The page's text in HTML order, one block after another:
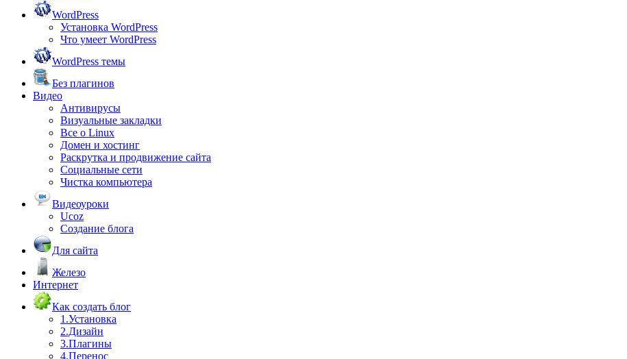
WordPress
Установка WordPress
Что умеет WordPress
WordPress темы
Без плагинов
Видео
Антивирусы
Визуальные закладки
Все о Linux
Домен и хостинг
Раскрутка и продвижение сайта
Социальные сети
Чистка компьютера
Видеоуроки
Ucoz
Создание блога
Для сайта
Железо
Интернет
Как создать блог
1.Установка
2.Дизайн
3.Плагины
4.Перенос